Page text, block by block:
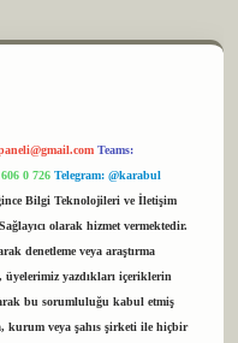
Teams:
0 726 Telegram: @karabul
Bilgi Teknolojileri ve İletişim
olarak hizmet vermektedir.
denetleme veya araştırma
yazdıkları içeriklerin
bu sorumluluğu kabul etmiş
kurum veya şahıs şirketi ile hiçbir